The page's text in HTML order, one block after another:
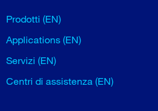
Prodotti (EN)
Applications (EN)
Servizi (EN)
Centri di assistenza (EN)